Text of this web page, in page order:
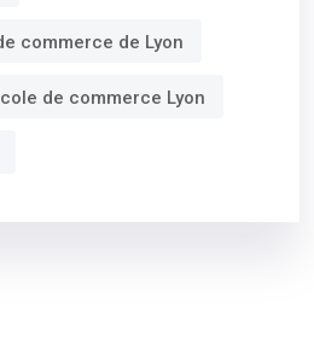
commerce de Lyon
de commerce Lyon